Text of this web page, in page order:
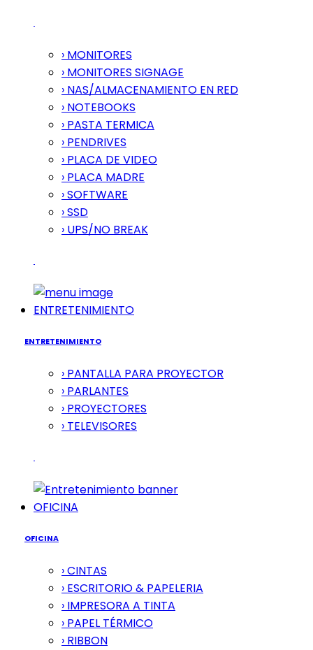
› MONITORES
› MONITORES SIGNAGE
› NAS/ALMACENAMIENTO EN RED
› NOTEBOOKS
› PASTA TERMICA
› PENDRIVES
› PLACA DE VIDEO
› PLACA MADRE
› SOFTWARE
› SSD
› UPS/NO BREAK
ENTRETENIMIENTO
ENTRETENIMIENTO
› PANTALLA PARA PROYECTOR
› PARLANTES
› PROYECTORES
› TELEVISORES
OFICINA
OFICINA
› CINTAS
› ESCRITORIO & PAPELERIA
› IMPRESORA A TINTA
› PAPEL TÉRMICO
› RIBBON